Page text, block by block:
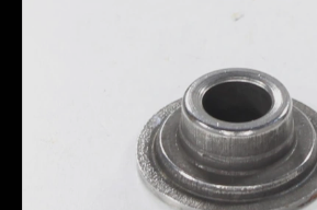
AKKUMULÁTOR (ROBOGÓ, MOPED, QUAD)
BERÚGÓ ALKATRÉSZEK (ROBOGÓ,
BOWDENEK, SPIRÁLOK
CSAPÁGYAK, SZIMERINGEK